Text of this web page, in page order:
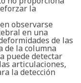
la
observarse
en una
de las
de la columna
puede detectar
articulaciones,
la detección